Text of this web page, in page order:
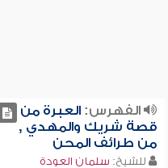
الفهرس:العبرة من
قصة شريك والمهدي ,
من طرائف المحن
للشيخ: سلمان العودة